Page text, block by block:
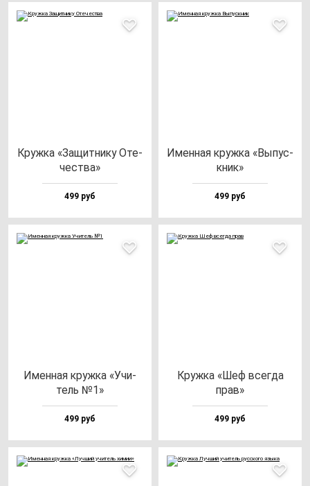
Круж­ка «Защит­ни­ку Оте­
чес­тва»
499 руб
Имен­ная круж­ка «Выпус­
кник»
499 руб
Имен­ная круж­ка «Учи­
тель №1»
499 руб
Круж­ка «Шеф всег­да
прав»
499 руб